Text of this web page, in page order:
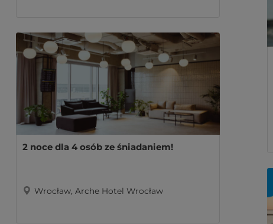
2 noce dla 4 osób ze śniadaniem!
Wrocław, Arche Hotel Wrocław